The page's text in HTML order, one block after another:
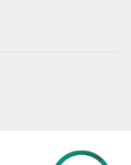
はセンサーや通